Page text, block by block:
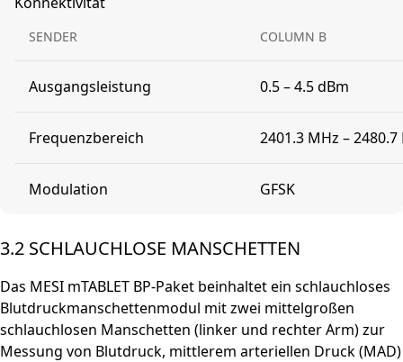
SENDER COLUMN B
Ausgangsleistung 0.5 – 4.5 dBm
Frequenzbereich 2401.3 MHz – 2480.7
Modulation GFSK
3.2 SCHLAUCHLOSE MANSCHETTEN
Das MESI mTABLET BP-Paket beinhaltet ein schlauchloses
Blutdruckmanschettenmodul mit zwei mittelgroßen
schlauchlosen Manschetten (linker und rechter Arm) zur
Messung von Blutdruck, mittlerem arteriellen Druck (MAD)